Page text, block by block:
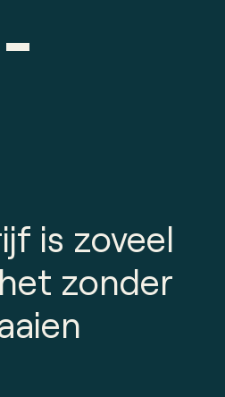
is zoveel
zonder